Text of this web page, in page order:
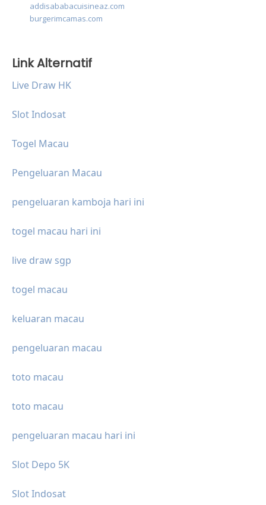
addisababacuisineaz.com
burgerimcamas.com
Link Alternatif
Live Draw HK
Slot Indosat
Togel Macau
Pengeluaran Macau
pengeluaran kamboja hari ini
togel macau hari ini
live draw sgp
togel macau
keluaran macau
pengeluaran macau
toto macau
toto macau
pengeluaran macau hari ini
Slot Depo 5K
Slot Indosat